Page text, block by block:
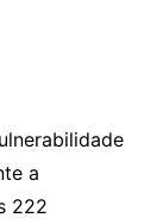
a
222